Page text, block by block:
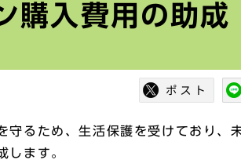
購入費用の助成
るため、生活保護を受けており、
します。